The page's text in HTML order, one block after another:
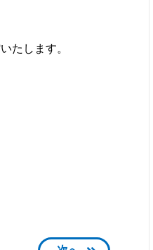
たします。